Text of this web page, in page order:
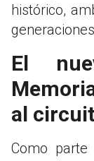
histórico,
El
al
Como